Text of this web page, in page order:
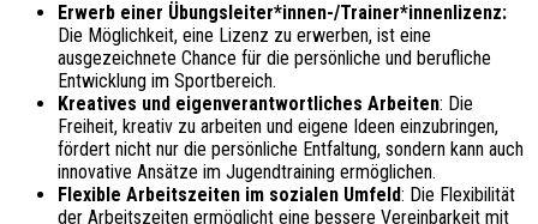
Erwerb einer Übungsleiter*innen-/Trainer*innenlizenz:
Die Möglichkeit, eine Lizenz zu erwerben, ist eine
ausgezeichnete Chance für die persönliche und berufliche
Entwicklung im Sportbereich.
Kreatives und eigenverantwortliches Arbeiten: Die
Freiheit, kreativ zu arbeiten und eigene Ideen einzubringen,
fördert nicht nur die persönliche Entfaltung, sondern kann auch
innovative Ansätze im Jugendtraining ermöglichen.
Flexible Arbeitszeiten im sozialen Umfeld: Die Flexibilität
der Arbeitszeiten ermöglicht eine bessere Vereinbarkeit mit